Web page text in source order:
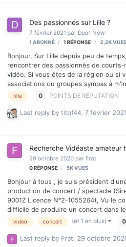
avec lien pat…
Des passionnés sur Lille ?
7 février 2021 par Duol-New
1 ABONNÉ 1 RÉPONSE 2,2K
Bonjour, Sur Lille depuis peu de temps, je cherche à contacter et
rencontrer des passionnés de
vidéo. Si vous êtes de la région ou si vous connaissez des
associations ou groupes sympas à
Merci beaucoup !
Last reply by titof44, 7 février 2021
lille 0 POINTS DE RÉPUTATION
Recherche Vidéaste amateur
29 octobre 2020 par Frat
0RÉPONSE 5KVUES
Bonjour à tous , je suis président d'une association artistique de
production de concert / spectacle
9001Z Licence N°2-1055264), Vu le contexte actuel il est très
difficile de produire un concert dans
surtout assurer le remplissage de la
amortir les coûts de production. Cela fait quelque temps que je
réfléchis à un Plan B qui consisterait
Last reply by Frat, 29 octobre
video concert (et 1 en plus) 0